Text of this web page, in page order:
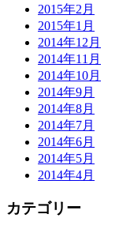
2015年2月
2015年1月
2014年12月
2014年11月
2014年10月
2014年9月
2014年8月
2014年7月
2014年6月
2014年5月
2014年4月
カテゴリー